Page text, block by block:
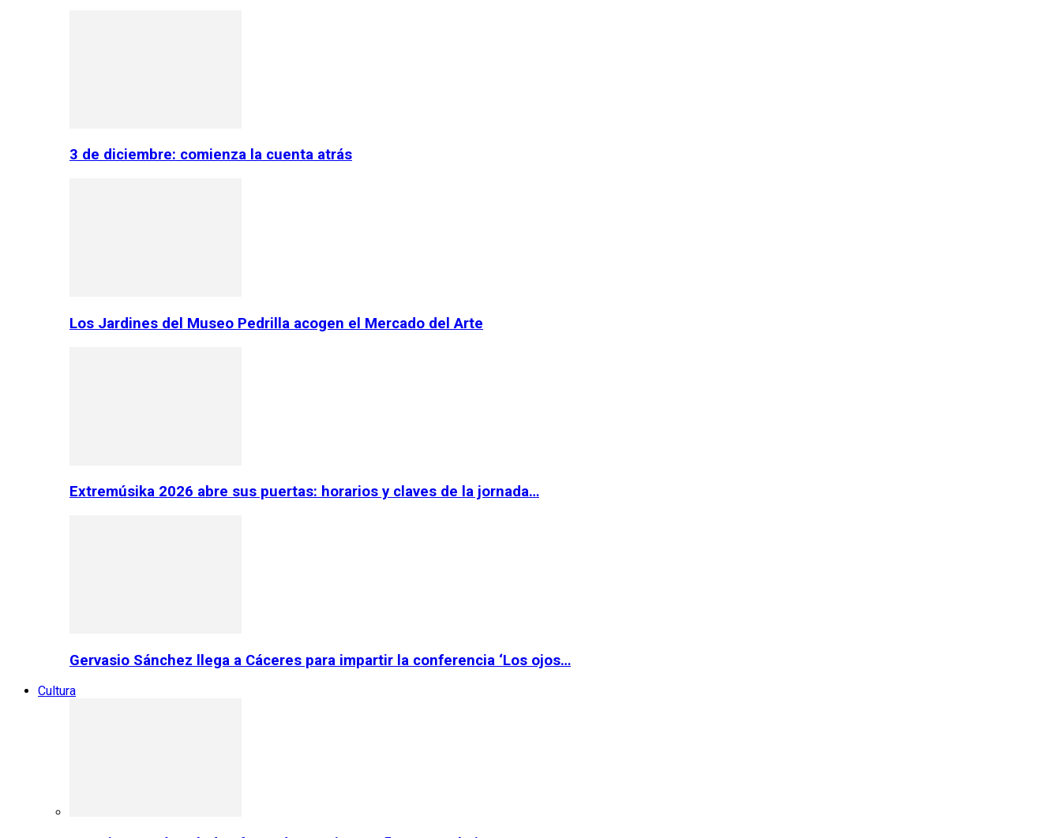
3 de diciembre: comienza la cuenta atrás
Los Jardines del Museo Pedrilla acogen el Mercado del Arte
Extremúsika 2026 abre sus puertas: horarios y claves de la jornada…
Gervasio Sánchez llega a Cáceres para impartir la conferencia ‘Los ojos…
Cultura